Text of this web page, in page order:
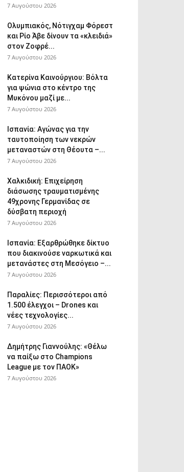
7 Αυγούστου 2026
Ολυμπιακός, Νότιγχαμ Φόρεστ
και Ρίο Άβε δίνουν τα «κλειδιά»
στον Ζοφρέ...
7 Αυγούστου 2026
Κατερίνα Καινούργιου: Βόλτα
για ψώνια στο κέντρο της
Μυκόνου μαζί με...
7 Αυγούστου 2026
Ισπανία: Αγώνας για την
ταυτοποίηση των νεκρών
μεταναστών στη Θέουτα –...
7 Αυγούστου 2026
Χαλκιδική: Επιχείρηση
διάσωσης τραυματισμένης
49χρονης Γερμανίδας σε
δύσβατη περιοχή
7 Αυγούστου 2026
Ισπανία: Εξαρθρώθηκε δίκτυο
που διακινούσε ναρκωτικά και
μετανάστες στη Μεσόγειο –...
7 Αυγούστου 2026
Παραλίες: Περισσότεροι από
1.500 έλεγχοι – Drones και
νέες τεχνολογίες...
7 Αυγούστου 2026
Δημήτρης Γιαννούλης: «Θέλω
να παίξω στο Champions
League με τον ΠΑΟΚ»
7 Αυγούστου 2026